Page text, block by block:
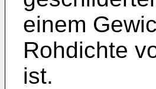
einem
Rohdichte
ist.